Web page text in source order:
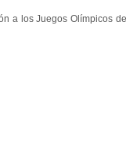
a los Juegos Olímpicos de